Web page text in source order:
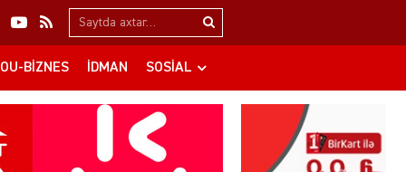
Search…
BIZNES İDMAN SOSIAL